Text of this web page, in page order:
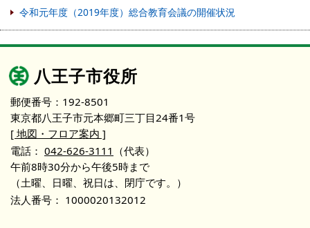
令和元年度（2019年度）総合教育会議の開催状況
八王子市役所
郵便番号：192-8501
東京都八王子市元本郷町三丁目24番1号
[ 地図・フロア案内 ]
電話： 042-626-3111 （代表）
午前8時30分から午後5時まで
（土曜、日曜、祝日は、閉庁です。）
法人番号： 1000020132012